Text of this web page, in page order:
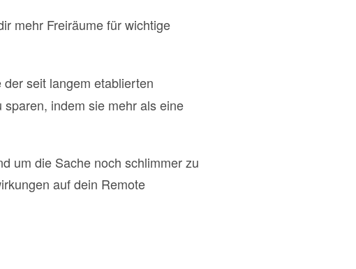
mehr Freiräume für wichtige
seit langem etablierten
indem sie mehr als eine
um die Sache noch schlimmer zu
auf dein Remote